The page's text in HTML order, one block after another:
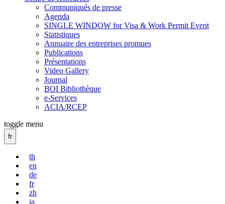
Communiqués de presse
Agenda
SINGLE WINDOW for Visa & Work Permit Event
Statistiques
Annuaire des entreprises promues
Publications
Présentations
Video Gallery
Journal
BOI Bibliothèque
e-Services
ACIA/RCEP
toggle menu
fr
th
en
de
fr
zh
ja